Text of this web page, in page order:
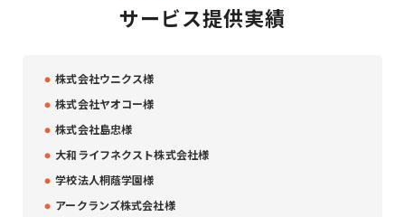
サービス提供実績
・株式会社ウニクス様
・株式会社ヤオコー様
・株式会社島忠様
・ 大和ライフネクスト株式会社様
・学校法人桐蔭学園様
・ アークランズ株式会社様